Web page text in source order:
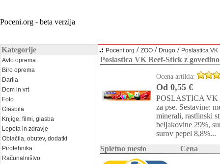
Poceni.org - beta verzija
Kategorije
Avto oprema
Biro oprema
Darila
Dom in vrt
Foto
Glasbila
Knjige, filmi, glasba
Lepota in zdravje
Oblačila, obutev, dodatki
Pirotehnika
Računalništvo
.: Poceni.org / ZOO / Drugo / Poslastica
Poslastica VK Beef-Stick z
Ocena artikla:
Od 0,55 €
POSLASTICA VK
za pse. Sestavine:
minerali, rastlinski
beljakovine 29%,
surov pepel 8,8%...
Spletno mesto
Cena